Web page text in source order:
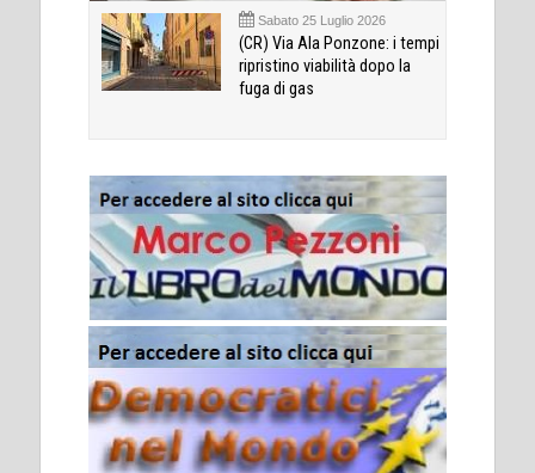
Sabato 25 Luglio 2026
(CR) Via Ala Ponzone: i tempi
ripristino viabilità dopo la
fuga di gas